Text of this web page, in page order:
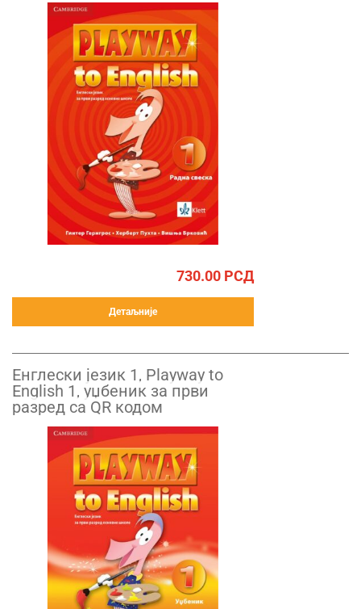
730.00 РСД
Детаљније
Енглески језик 1, Playway to
English 1, уџбеник за први
разред са QR кодом